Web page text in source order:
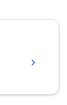
chevron_right